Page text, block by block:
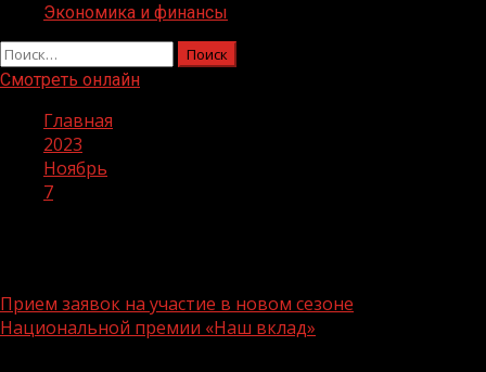
Экономика и финансы
Найти:
Смотреть онлайн
Главная
2023
Ноябрь
7
Прием заявок на участие в новом сезоне
Национальной премии «Наш вклад»